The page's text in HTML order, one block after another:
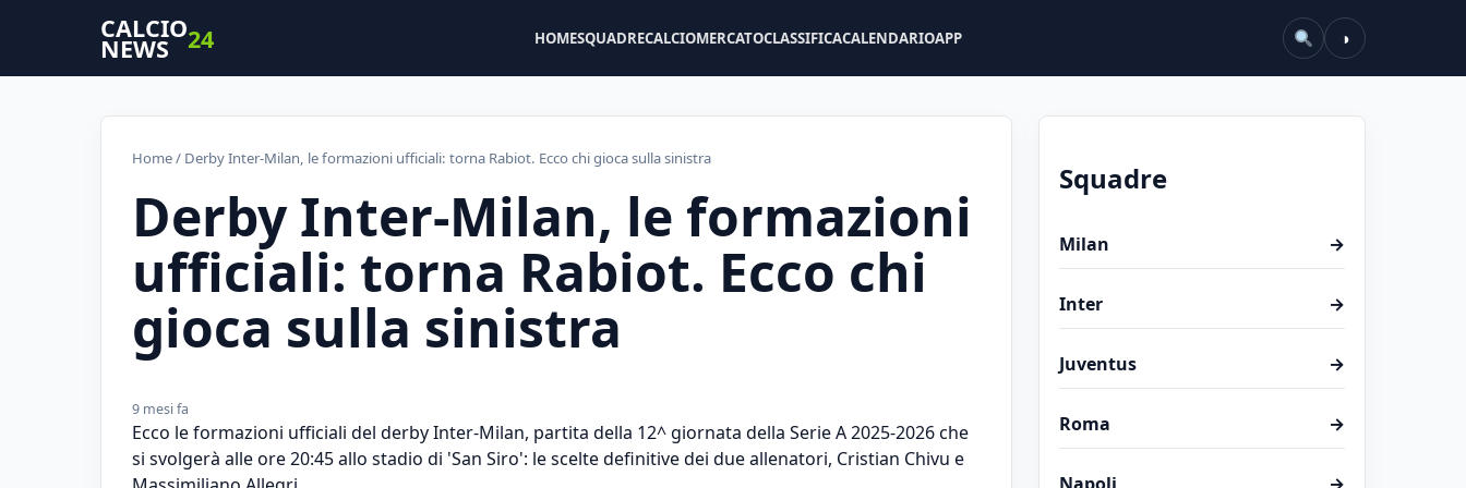
CALCIO
NEWS 24 HOMESQUADRECALCIOMERCATOCLASSIFICACALENDARIOAPP ◑
Home/ Derby Inter-Milan, le formazioni ufficiali: torna Rabiot. Ecco chi gioca sulla sinistra
Derby Inter-Milan, le formazioni
ufficiali: torna Rabiot. Ecco chi
gioca sulla sinistra
9 mesi fa
Ecco le formazioni ufficiali del derby Inter-Milan, partita della 12^ giornata della Serie A 2025-2026 che
si svolgerà alle ore 20:45 allo stadio di 'San Siro': le scelte definitive dei due allenatori, Cristian Chivu e
Squadre
Milan →
Inter →
Juventus →
Roma →